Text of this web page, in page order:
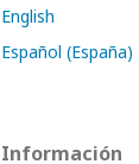
English
Español (España)
Información